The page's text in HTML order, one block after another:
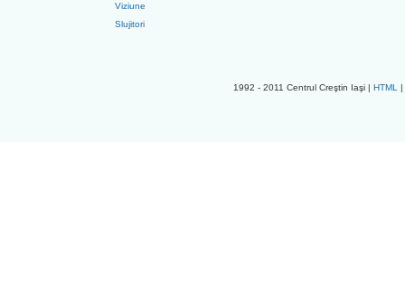
Viziune
Slujitori
1992 - 2011 Centrul Creştin Iaşi |HTML